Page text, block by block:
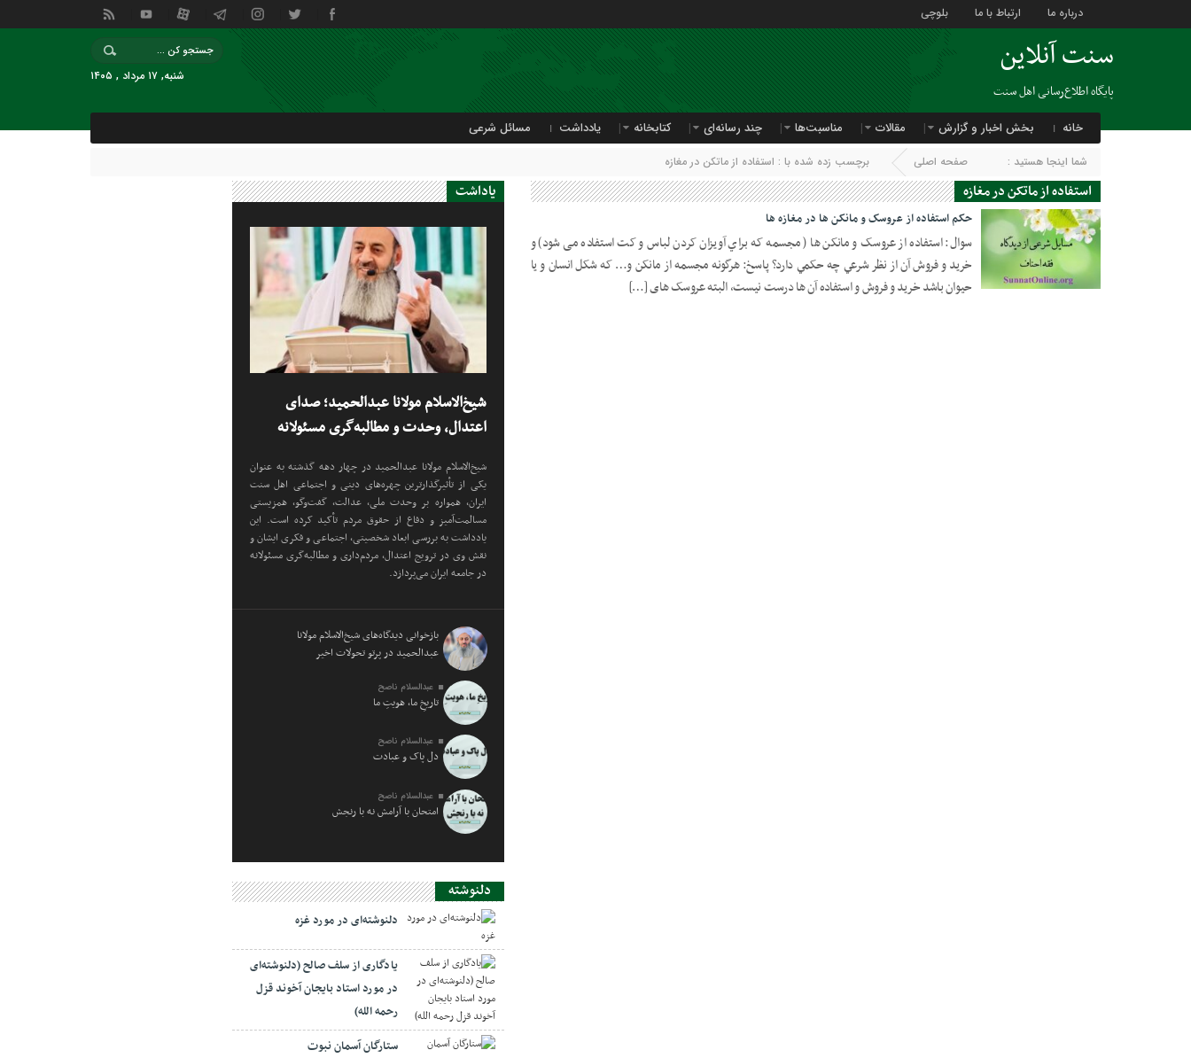
درباره ما ارتباط با ما بلوچی
سنت آنلاین
پایگاه اطلاع‌رسانی اهل سنت
شنبه, ۱۷ مرداد , ۱۴۰۵
خانه بخش اخبار و گزارش مقالات مناسبت‌ها چند رسانه‌ای کتابخانه یادداشت مسائل شرعی
شما اینجا هستید : صفحه اصلی برچسب زده شده با : استفاده از ماتکن در مغازه
استفاده از ماتکن در مغازه
15 ژوئن 2020
حکم استفاده از عروسک و مانکن ها در مغازه ها
سوال: استفاده از عروسک و مانکن ها ( مجسمه که براي آويزان کردن لباس و کت استفاده می شود) و
خريد و فروش آن از نظر شرعي چه حکمي دارد؟ پاسخ: هرگونه مجسمه از مانکن و… که شکل انسان و يا
حيوان باشد خريد و فروش و استفاده آن ها درست نيست، البته عروسک های […]
یاداشت
شیخ‌الاسلام مولانا عبدالحمید؛ صدای
اعتدال، وحدت و مطالبه‌گری مسئولانه
شیخ‌الاسلام مولانا عبدالحمید در چهار دهه گذشته به عنوان
یکی از تأثیرگذارترین چهره‌های دینی و اجتماعی اهل سنت
ایران، همواره بر وحدت ملی، عدالت، گفت‌وگو، همزیستی
مسالمت‌آمیز و دفاع از حقوق مردم تأکید کرده است. این
یادداشت به بررسی ابعاد شخصیتی، اجتماعی و فکری ایشان و
نقش وی در ترویج اعتدال، مردم‌داری و مطالبه‌گری مسئولانه
در جامعه ایران می‌پردازد.
بازخوانی دیدگاه‌های شیخ‌الاسلام مولانا
عبدالحمید در پرتو تحولات اخیر
عبدالسلام ناصح
تاریخِ ما، هویتِ ما
عبدالسلام ناصح
دل پاک و عبادت
عبدالسلام ناصح
امتحان با آرامش نه با رنجش
دلنوشته
دلنوشته‌ای در مورد غزه
یادگاری از سلف صالح (دلنوشته‌ای
در مورد استاد بایجان آخوند قزل
رحمه الله)
ستارگان آسمان نبوت